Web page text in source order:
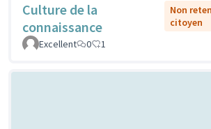
Culture de la
connaissance
Non
citoyen
Excellent
0 1